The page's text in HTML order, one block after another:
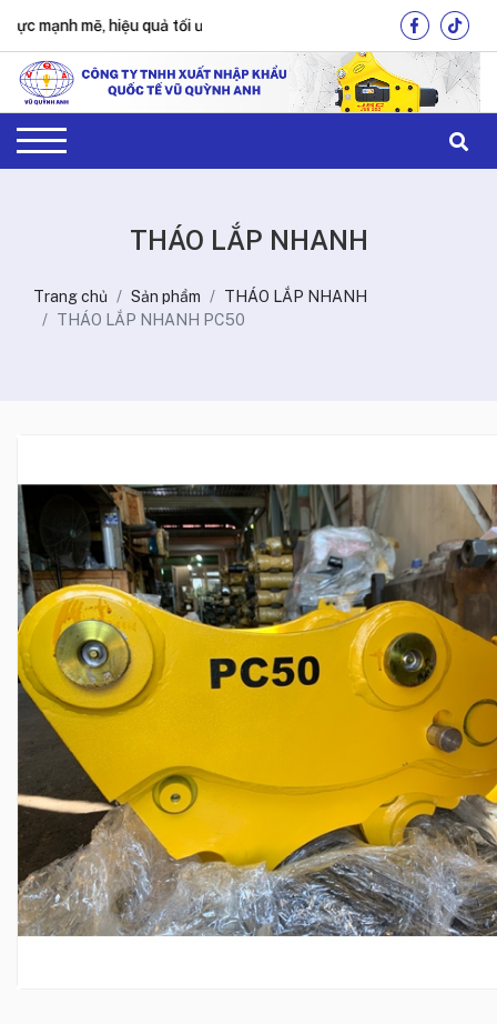
mẽ, hiệu quả tối ưu !
THÁO LẮP NHANH
Trang chủ Sản phẩm
THÁO LẮP NHANH
THÁO LẮP NHANH PC50